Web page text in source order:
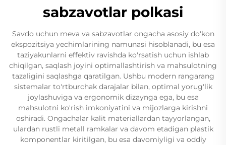
sabzavotlar polkasi
Savdo uchun meva va sabzavotlar ongacha asosiy do'kon
ekspozitsiya yechimlarining namunasi hisoblanadi, bu esa
taziyakunlarni effektiv ravishda ko'rsatish uchun ishlab
chiqilgan, saqlash joyini optimallashtirish va mahsulotning
tazaligini saqlashga qaratilgan. Ushbu modern rangarang
sistemalar to'rtburchak darajalar bilan, optimal yorug'lik
joylashuviga va ergonomik dizaynga ega, bu esa
mahsulotni ko'rish imkoniyatini va mijozlarga kirishni
oshiradi. Ongachalar kalit materiallardan tayyorlangan,
ulardan rustli metall ramkalar va davom etadigan plastik
komponentlar kiritilgan, bu esa davomiyligi va oddiy